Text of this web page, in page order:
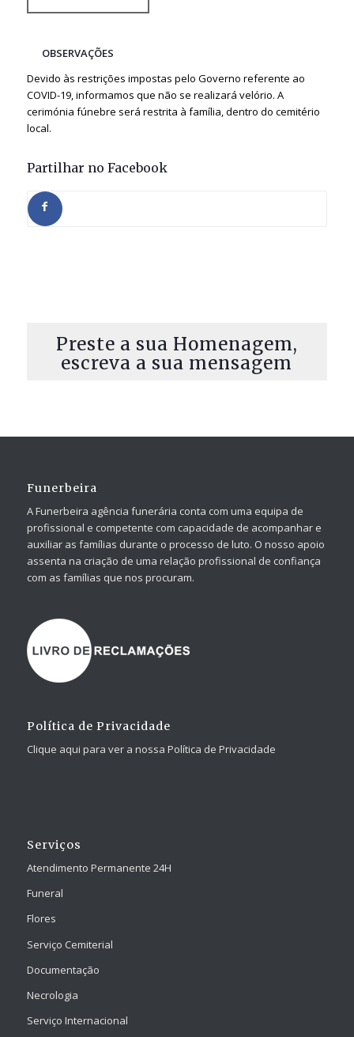
OBSERVAÇÕES
Devido às restrições impostas pelo Governo referente ao
COVID-19, informamos que não se realizará velório. A
cerimónia fúnebre será restrita à família, dentro do cemitério
local.
Partilhar no Facebook
Preste a sua Homenagem,
escreva a sua mensagem
Funerbeira
A Funerbeira agência funerária conta com uma equipa de
profissional e competente com capacidade de acompanhar e
auxiliar as famílias durante o processo de luto. O nosso apoio
assenta na criação de uma relação profissional de confiança
com as famílias que nos procuram.
Política de Privacidade
Clique aqui para ver a nossa Política de Privacidade
Serviços
Atendimento Permanente 24H
Funeral
Flores
Serviço Cemiterial
Documentação
Necrologia
Serviço Internacional